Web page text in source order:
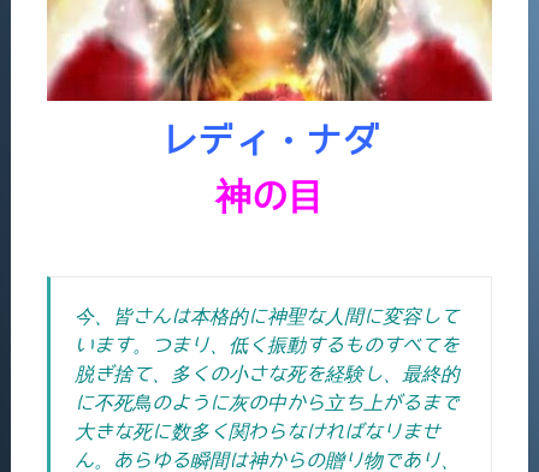
レディ・ナダ
神の目
今、皆さんは本格的に神聖な人間に変容して
います。つまり、低く振動するものすべてを
脱ぎ捨て、多くの小さな死を経験し、最終的
に不死鳥のように灰の中から立ち上がるまで
大きな死に数多く関わらなければなりませ
ん。
あらゆる瞬間は神からの贈り物であり、